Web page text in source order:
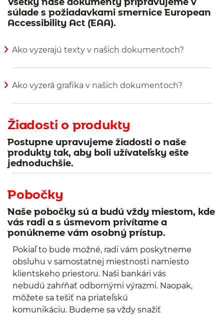
súlade s požiadavkami smernice European
Accessibility Act (EAA).
Ako vyzerajú texty v našich dokumentoch?
Ako vyzerá grafika v našich dokumentoch?
Žiadosti o produkty
Postupne upravujeme žiadosti o naše
produkty tak, aby boli užívateľsky ešte
jednoduchšie.
Pobočky
Naše pobočky sú a budú vždy miestom, kde
vás radi a s úsmevom privítame a
ponúkneme vám osobný prístup.
Pokiaľ to bude možné, radi vám poskytneme
obsluhu v samostatnej miestnosti namiesto
klientskeho priestoru. Naši bankári vás
nebudú zahŕňať odbornými výrazmi. Naopak,
môžete sa tešiť na priateľskú
komunikáciu. Budeme sa vždy snažiť